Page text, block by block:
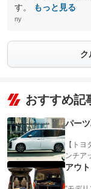
す。
もっと見る
ny
ク
おすすめ記
パー
【ト
ンチア
アウ